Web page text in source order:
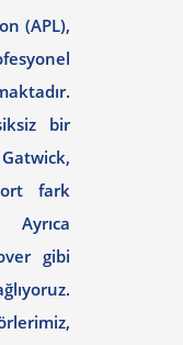
(APL),
bir
fark
gibi